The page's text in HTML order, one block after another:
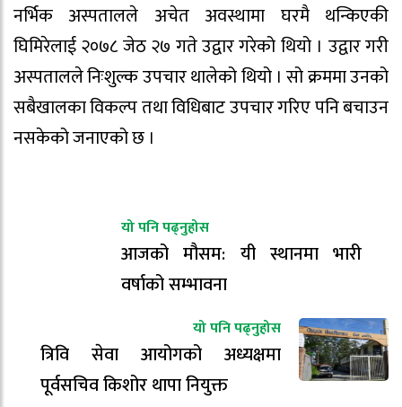
नर्भिक अस्पतालले अचेत अवस्थामा घरमै थन्किएकी
घिमिरेलाई २०७८ जेठ २७ गते उद्वार गरेको थियो । उद्वार गरी
अस्पतालले निःशुल्क उपचार थालेको थियो । सो क्रममा उनको
सबैखालका विकल्प तथा विधिबाट उपचार गरिए पनि बचाउन
नसकेको जनाएको छ ।
यो पनि पढ्नुहोस
आजको मौसम: यी स्थानमा भारी
वर्षाको सम्भावना
यो पनि पढ्नुहोस
त्रिवि सेवा आयोगको अध्यक्षमा
पूर्वसचिव किशोर थापा नियुक्त